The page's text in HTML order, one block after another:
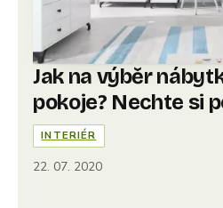
Jak na výběr
pokoje? Nechte si
INTERIÉR
22. 07. 2020